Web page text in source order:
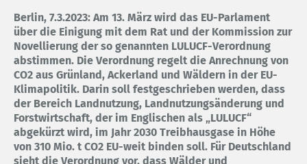
Berlin, 7.3.2023: Am 13. März wird das EU-Parlament
über die Einigung mit dem Rat und der Kommission zur
Novellierung der so genannten LULUCF-Verordnung
abstimmen. Die Verordnung regelt die Anrechnung von
CO2 aus Grünland, Ackerland und Wäldern in der EU-
Klimapolitik. Darin soll festgeschrieben werden, dass
der Bereich Landnutzung, Landnutzungsänderung und
Forstwirtschaft, der im Englischen als „LULUCF“
abgekürzt wird, im Jahr 2030 Treibhausgase in Höhe
von 310 Mio. t CO2 EU-weit binden soll. Für Deutschland
sieht die Verordnung vor, dass Wälder und